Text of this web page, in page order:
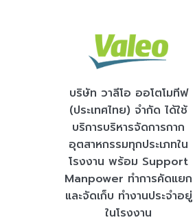
บริษัท วาลีโอ ออโตโมทีฟ
(ประเทศไทย) จำกัด ได้ใช้
บริการบริหารจัดการกาก
อุตสาหกรรมทุกประเภทใน
โรงงาน พร้อม Support
Manpower ทำการคัดแยก
และจัดเก็บ ทำงานประจำอยู่
ในโรงงาน